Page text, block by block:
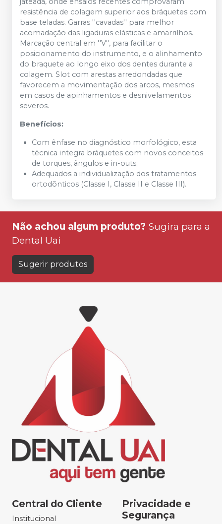
resistência de colagem superior aos bráquetes com
base teladas. Garras ''cavadas'' para melhor
acomadação das ligaduras elásticas e amarrilhos.
Marcação central em ''V'', para facilitar o
posicionamento do instrumento, e o alinhamento
do braquete ao longo eixo dos dentes durante a
colagem. Slot com arestas arredondadas que
favorecem a movimentação dos arcos, mesmos
em casos de apinhamentos e desnivelamentos
severos.
Benefícios:
Com ênfase no diagnóstico morfológico, esta
técnica integra bráquetes com novos conceitos
de torques, ângulos e in-outs;
Adequados a individualização dos tratamentos
ortodõnticos (Classe I, Classe II e Classe III).
Não achou algum produto? Sugira para a
Dental Uai
Sugerir produtos
Central do Cliente
Institucional
Privacidade e
Segurança